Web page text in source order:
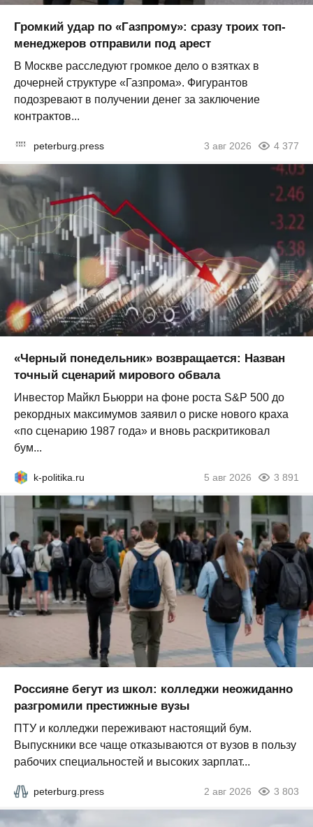
Громкий удар по «Газпрому»: сразу троих топ-
менеджеров отправили под арест
В Москве расследуют громкое дело о взятках в
дочерней структуре «Газпрома». Фигурантов
подозревают в получении денег за заключение
контрактов...
peterburg.press 3 авг 2026 4 377
«Черный понедельник» возвращается: Назван
точный сценарий мирового обвала
Инвестор Майкл Бьюрри на фоне роста S&P 500 до
рекордных максимумов заявил о риске нового краха
«по сценарию 1987 года» и вновь раскритиковал
бум...
k-politika.ru 5 авг 2026 3 891
Россияне бегут из школ: колледжи неожиданно
разгромили престижные вузы
ПТУ и колледжи переживают настоящий бум.
Выпускники все чаще отказываются от вузов в пользу
рабочих специальностей и высоких зарплат...
peterburg.press 2 авг 2026 3 803